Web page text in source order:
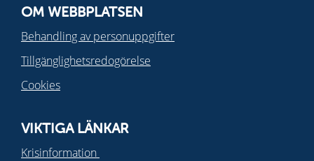
OM WEBBPLATSEN
Behandling av personuppgifter
Tillgänglighetsredogörelse
Cookies
VIKTIGA LÄNKAR
Krisinformation